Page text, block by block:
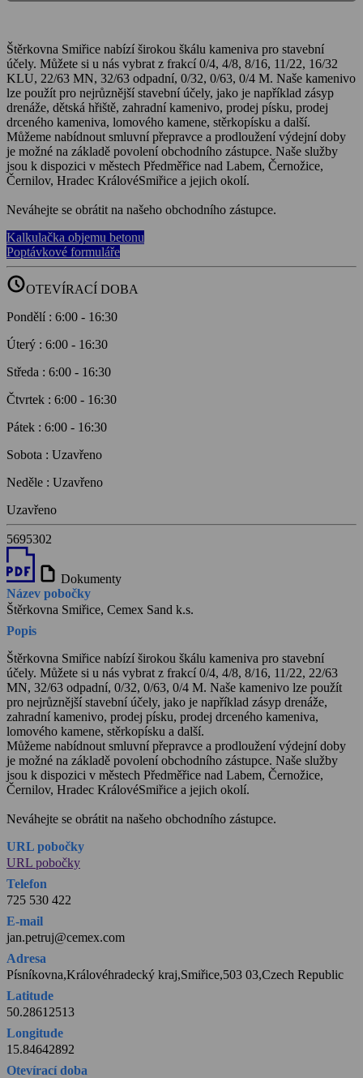
Štěrkovna Smiřice nabízí širokou škálu kameniva pro stavební
účely. Můžete si u nás vybrat z frakcí 0/4, 4/8, 8/16, 11/22, 16/32
KLU, 22/63 MN, 32/63 odpadní, 0/32, 0/63, 0/4 M. Naše kamenivo
lze použít pro nejrůznější stavební účely, jako je například zásyp
drenáže, dětská hřiště, zahradní kamenivo, prodej písku, prodej
drceného kameniva, lomového kamene, stěrkopísku a další.
Můžeme nabídnout smluvní přepravce a prodloužení výdejní doby
je možné na základě povolení obchodního zástupce. Naše služby
jsou k dispozici v městech Předměřice nad Labem, Černožice,
Černilov, Hradec KrálovéSmiřice a jejich okolí.
Neváhejte se obrátit na našeho obchodního zástupce.
Kalkulačka objemu betonu
Poptávkové formuláře
scheduleOTEVÍRACÍ DOBA
Pondělí : 6:00 - 16:30
Úterý : 6:00 - 16:30
Středa : 6:00 - 16:30
Čtvrtek : 6:00 - 16:30
Pátek : 6:00 - 16:30
Sobota : Uzavřeno
Neděle : Uzavřeno
Uzavřeno
5695302
draft Dokumenty
Název pobočky
Štěrkovna Smiřice, Cemex Sand k.s.
Popis
Štěrkovna Smiřice nabízí širokou škálu kameniva pro stavební
účely. Můžete si u nás vybrat z frakcí 0/4, 4/8, 8/16, 11/22, 22/63
MN, 32/63 odpadní, 0/32, 0/63, 0/4 M. Naše kamenivo lze použít
pro nejrůznější stavební účely, jako je například zásyp drenáže,
zahradní kamenivo, prodej písku, prodej drceného kameniva,
lomového kamene, stěrkopísku a další.
Můžeme nabídnout smluvní přepravce a prodloužení výdejní doby
je možné na základě povolení obchodního zástupce. Naše služby
jsou k dispozici v městech Předměřice nad Labem, Černožice,
Černilov, Hradec KrálovéSmiřice a jejich okolí.
Neváhejte se obrátit na našeho obchodního zástupce.
URL pobočky
URL pobočky
Telefon
725 530 422
E-mail
jan.petruj@cemex.com
Adresa
Písníkovna,Královéhradecký kraj,Smiřice,503 03,Czech Republic
Latitude
50.28612513
Longitude
15.84642892
Otevírací doba